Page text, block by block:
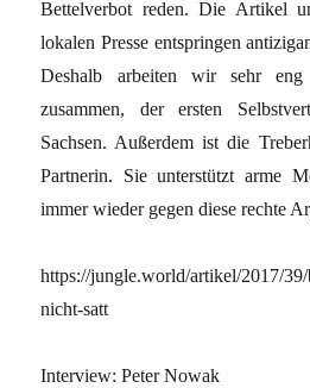
Bettelverbot reden. Die Artikel
lokalen Presse entspringen
Deshalb arbeiten wir sehr
zusammen, der ersten
Sachsen. Außerdem ist die
Partnerin. Sie unterstützt arme
immer wieder gegen diese rechte
https://jungle.world/artikel/2017/
nicht-satt
Interview: Peter Nowak